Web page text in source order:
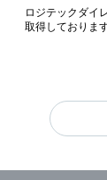
ロジテックダイ
取得しております